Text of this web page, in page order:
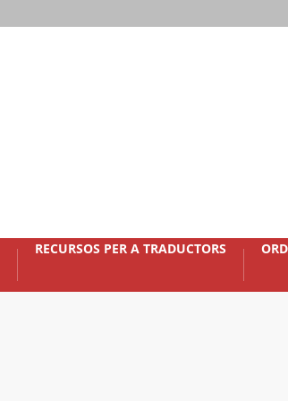
RECURSOS PER A TRADUCTORS